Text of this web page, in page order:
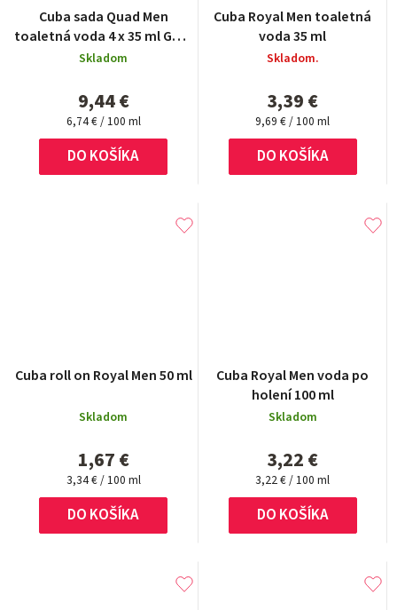
Cuba sada Quad Men
toaletná voda 4 x 35 ml Gold
/ Royal / Winner / Shadow
Skladom
9,44 €
Jednotková
cena:
6,74 € / 100 ml
DO KOŠÍKA
Cuba Royal Men toaletná
voda 35 ml
Skladom.
3,39 €
Jednotková
cena:
9,69 € / 100 ml
DO KOŠÍKA
Cuba roll on Royal Men 50 ml
Skladom
1,67 €
Jednotková
cena:
3,34 € / 100 ml
DO KOŠÍKA
Cuba Royal Men voda po
holení 100 ml
Skladom
3,22 €
Jednotková
cena:
3,22 € / 100 ml
DO KOŠÍKA